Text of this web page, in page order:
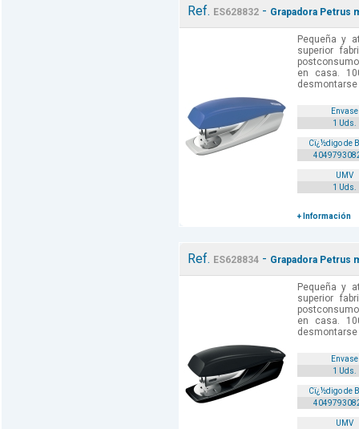
Ref. ES628832- Grapadora Petrus
Pequeña y
superior
en casa.
desmontarse
Envase
1 Uds.
Cï¿½digo de
UMV
1 Uds.
+ Información
Ref. ES628834- Grapadora Petrus
Pequeña y
superior
en casa.
desmontarse
Envase
1 Uds.
Cï¿½digo de
UMV